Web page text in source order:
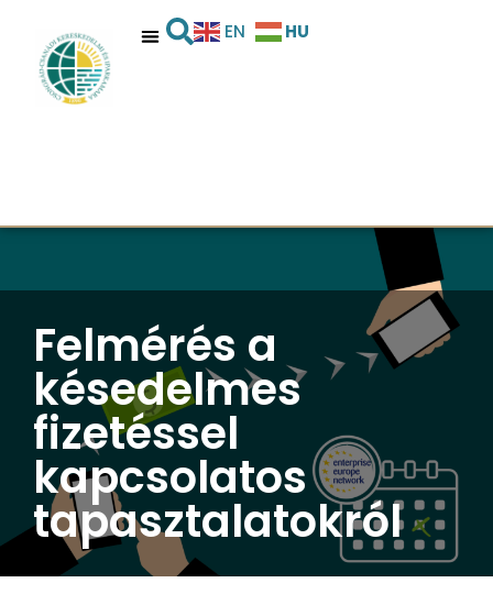
EN HU
Felmérés a
késedelmes
fizetéssel
kapcsolatos
tapasztalatokról